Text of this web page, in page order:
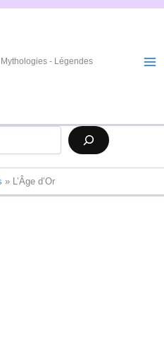
Mythologies - Légendes
» L’Âge d’Or